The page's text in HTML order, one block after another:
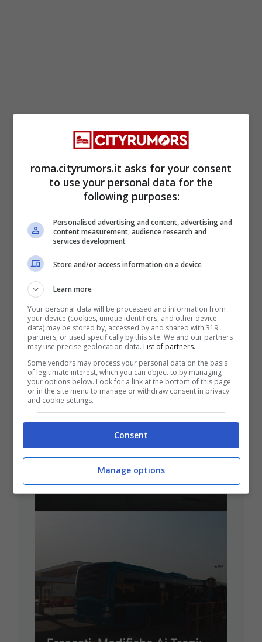
ULTIMI ARTICOLI
Palestrina, Riconoscimento A
Pietro Ciprari Per I 100 Anni
Frascati, Bando Per
Concessione Immobile
Confiscato: Domande Entro Il
30/09/2026
roma.cityrumors.it asks for your consent
to use your personal data for the
following purposes:
Personalised advertising and content, advertising and
content measurement, audience research and
services development
Store and/or access information on a device
Learn more
Your personal data will be processed and information from
your device (cookies, unique identifiers, and other device
data) may be stored by, accessed by and shared with 319
partners, or used specifically by this site. We and our partners
may use precise geolocation data. List of partners.
Some vendors may process your personal data on the basis
of legitimate interest, which you can object to by managing
your options below. Look for a link at the bottom of this page
or in the site menu to manage or withdraw consent in privacy
and cookie settings.
Consent
Manage options